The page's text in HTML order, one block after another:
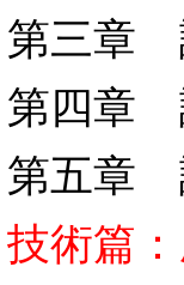
第三章
第四章
第五章
技術篇